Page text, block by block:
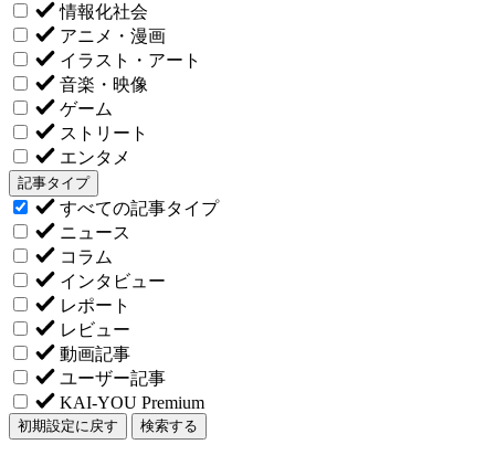
情報化社会
アニメ・漫画
イラスト・アート
音楽・映像
ゲーム
ストリート
エンタメ
記事タイプ
すべての記事タイプ
ニュース
コラム
インタビュー
レポート
レビュー
動画記事
ユーザー記事
KAI-YOU Premium
初期設定に戻す 検索する